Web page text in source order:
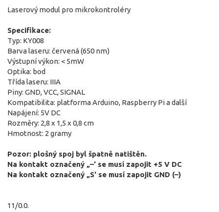
Laserový modul pro mikrokontroléry
Specifikace:
Typ: KY008
Barva laseru: červená (650 nm)
Výstupní výkon: < 5mW
Optika: bod
Třída laseru: IIIA
Piny: GND, VCC, SIGNAL
Kompatibilita: platforma Arduino, Raspberry Pi a další
Napájení: 5V DC
Rozměry: 2,8 x 1,5 x 0,8 cm
Hmotnost: 2 gramy
Pozor: plošný spoj byl špatně natištěn.
Na kontakt označený „–' se musí zapojit +5 V DC
Na kontakt označený „S' se musí zapojit GND (–)
11/0.0.